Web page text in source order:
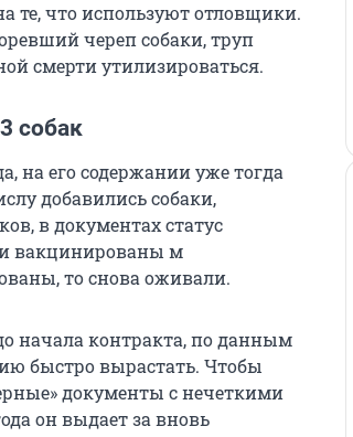
что используют отловщики.
череп собаки, труп
смерти утилизироваться.
собак
на его содержании уже тогда
добавились собаки,
в документах статус
вакцинированы м
то снова оживали.
начала контракта, по данным
быстро вырастать. Чтобы
документы с нечеткими
он выдает за вновь